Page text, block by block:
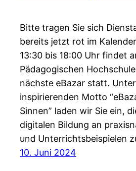
Bitte tragen Sie sich
bereits jetzt rot im
13:30 bis 18:00 Uhr findet
Pädagogischen
nächste eBazar statt.
inspirierenden Motto
Sinnen” laden wir Sie ein,
digitalen Bildung an
und Unterrichtsbeispielen
10. Juni 2024